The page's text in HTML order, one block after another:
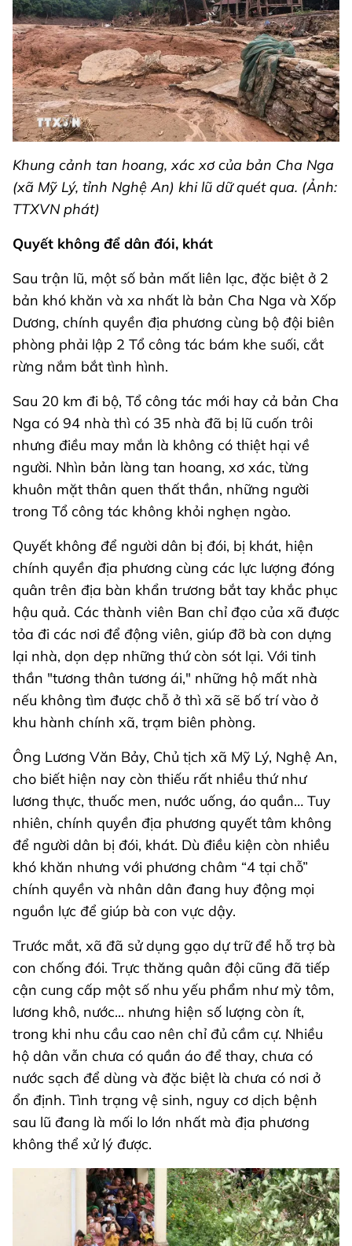
Khung cảnh tan hoang, xác xơ của bản Cha Nga
(xã Mỹ Lý, tỉnh Nghệ An) khi lũ dữ quét qua. (Ảnh:
TTXVN phát)
Quyết không để dân đói, khát
Sau trận lũ, một số bản mất liên lạc, đặc biệt ở 2
bản khó khăn và xa nhất là bản Cha Nga và Xốp
Dương, chính quyền địa phương cùng bộ đội biên
phòng phải lập 2 Tổ công tác bám khe suối, cắt
rừng nắm bắt tình hình.
Sau 20 km đi bộ, Tổ công tác mới hay cả bản Cha
Nga có 94 nhà thì có 35 nhà đã bị lũ cuốn trôi
nhưng điều may mắn là không có thiệt hại về
người. Nhìn bản làng tan hoang, xơ xác, từng
khuôn mặt thân quen thất thần, những người
trong Tổ công tác không khỏi nghẹn ngào.
Quyết không để người dân bị đói, bị khát, hiện
chính quyền địa phương cùng các lực lượng đóng
quân trên địa bàn khẩn trương bắt tay khắc phục
hậu quả. Các thành viên Ban chỉ đạo của xã được
tỏa đi các nơi để động viên, giúp đỡ bà con dựng
lại nhà, dọn dẹp những thứ còn sót lại. Với tinh
thần "tương thân tương ái," những hộ mất nhà
nếu không tìm được chỗ ở thì xã sẽ bố trí vào ở
khu hành chính xã, trạm biên phòng.
Ông Lương Văn Bảy, Chủ tịch xã Mỹ Lý, Nghệ An,
cho biết hiện nay còn thiếu rất nhiều thứ như
lương thực, thuốc men, nước uống, áo quần… Tuy
nhiên, chính quyền địa phương quyết tâm không
để người dân bị đói, khát. Dù điều kiện còn nhiều
khó khăn nhưng với phương châm “4 tại chỗ”
chính quyền và nhân dân đang huy động mọi
nguồn lực để giúp bà con vực dậy.
Trước mắt, xã đã sử dụng gạo dự trữ để hỗ trợ bà
con chống đói. Trực thăng quân đội cũng đã tiếp
cận cung cấp một số nhu yếu phẩm như mỳ tôm,
lương khô, nước... nhưng hiện số lượng còn ít,
trong khi nhu cầu cao nên chỉ đủ cầm cự. Nhiều
hộ dân vẫn chưa có quần áo để thay, chưa có
nước sạch để dùng và đặc biệt là chưa có nơi ở
ổn định. Tình trạng vệ sinh, nguy cơ dịch bệnh
sau lũ đang là mối lo lớn nhất mà địa phương
không thể xử lý được.